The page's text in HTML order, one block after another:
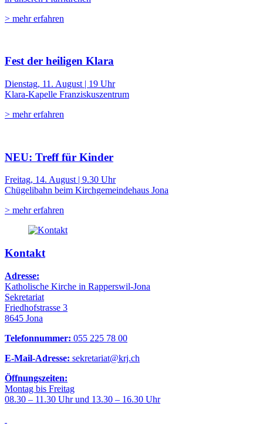
> mehr erfahren
Fest der heiligen Klara
Dienstag, 11. August | 19 Uhr
Klara-Kapelle Franziskuszentrum
> mehr erfahren
NEU: Treff für Kinder
Freitag, 14. August | 9.30 Uhr
Chügelibahn beim Kirchgemeindehaus Jona
> mehr erfahren
Kontakt
Adresse:
Katholische Kirche in Rapperswil-Jona
Sekretariat
Friedhofstrasse 3
8645 Jona
Telefonnummer: 055 225 78 00
E-Mail-Adresse: sekretariat@krj.ch
Öffnungszeiten:
Montag bis Freitag
08.30 – 11.30 Uhr und 13.30 – 16.30 Uhr